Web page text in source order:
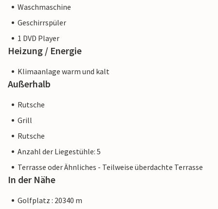
Waschmaschine
Geschirrspüler
1 DVD Player
Heizung / Energie
Klimaanlage warm und kalt
Außerhalb
Rutsche
Grill
Rutsche
Anzahl der Liegestühle: 5
Terrasse oder Ähnliches - Teilweise überdachte Terrasse
In der Nähe
Golfplatz : 20340 m